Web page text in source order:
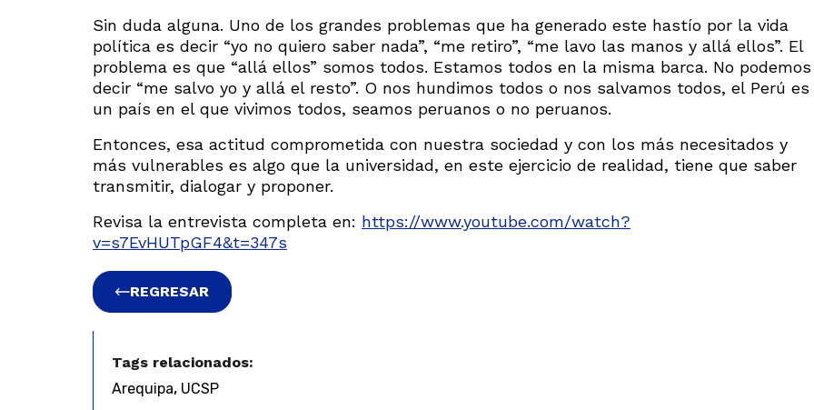
Sin duda alguna. Uno de los grandes problemas que ha generado este hastío por la vida
política es decir “yo no quiero saber nada”, “me retiro”, “me lavo las manos y allá ellos”. El
problema es que “allá ellos” somos todos. Estamos todos en la misma barca. No podemos
decir “me salvo yo y allá el resto”. O nos hundimos todos o nos salvamos todos, el Perú es
un país en el que vivimos todos, seamos peruanos o no peruanos.
Entonces, esa actitud comprometida con nuestra sociedad y con los más necesitados y
más vulnerables es algo que la universidad, en este ejercicio de realidad, tiene que saber
transmitir, dialogar y proponer.
Revisa la entrevista completa en: https://www.youtube.com/watch?
v=s7EvHUTpGF4&t=347s
REGRESAR
Tags relacionados:
Arequipa, UCSP